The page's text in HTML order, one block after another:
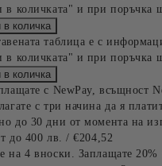
в количката" и при поръчка
таблица е с
в количката" и при поръчка
с NewPay, всъщност
с три начина да я
до 30 дни от момента на
до 400 лв. / €204,52
на 4 вноски. Заплащате 20%